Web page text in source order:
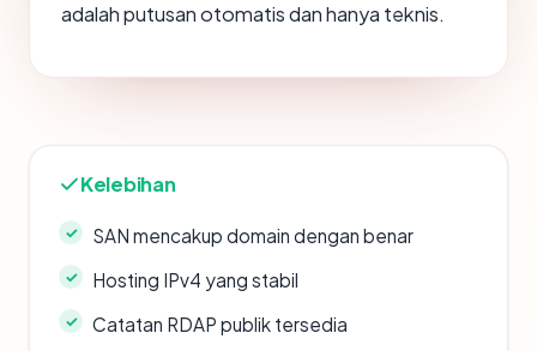
adalah putusan otomatis dan hanya teknis.
Kelebihan
SAN mencakup domain dengan benar
Hosting IPv4 yang stabil
Catatan RDAP publik tersedia